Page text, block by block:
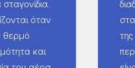
όταν
θερμό
και